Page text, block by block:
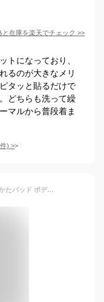
と在庫を楽天でチェック >>
トになっており、
るのが大きなメリ
タッと貼るだけで
どちらも洗って繰
マルから普段着ま
件) >
パワーショルダーヌー 肩パット なで肩 かたパッド ボディメイク 肩メイク 通気性 粘着式 肩に直接貼る シームレス 貼る肩パッド 取り外し可能 小顔 ジャケット ワンピース シリコン スポンジ ショルダーパッド